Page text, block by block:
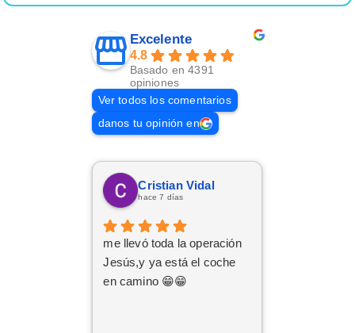
Excelente
4.8
Basado en 4391
opiniones
Ver todos los comentarios
danos tu opinión en
Cristian Vidal
hace 7 días
me llevó toda la operación
Jesús,y ya está el coche
en camino 😁😁